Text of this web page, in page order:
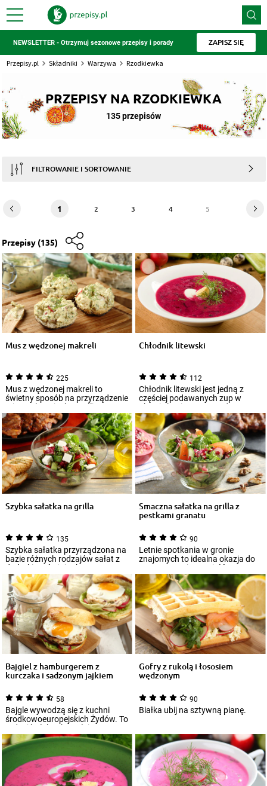
NEWSLETTER - Otrzymuj sezonowe przepisy i porady ZAPISZ SIĘ
Przepisy.pl Składniki Warzywa Rzodkiewka
PRZEPISY NA RZODKIEWKA
135 przepisów
FILTROWANIE I SORTOWANIE
1 2 3 4 5
Przepisy (135)
Mus z wędzonej makreli
225
Mus z wędzonej makreli to
świetny sposób na przyrządzenie
tej popularnej ryby. Jeśli
zastanawiasz...
Chłodnik litewski
112
Chłodnik litewski jest jedną z
częściej podawanych zup w
okresie letnim. Jego podstawę
stanowi wy...
Szybka sałatka na grilla
135
Szybka sałatka przyrządzona na
bazie różnych rodzajów sałat z
dodatkiem świeżych warzyw
będzie zn...
Smaczna sałatka na grilla z
pestkami granatu
90
Letnie spotkania w gronie
znajomych to idealna okazja do
zaserwowania specjałów
przyrządzonych we...
Bajgiel z hamburgerem z
kurczaka i sadzonym jajkiem
58
Bajgle wywodzą się z kuchni
środkowoeuropejskich Żydów. To
rodzaj bułek w kształcie
pierścienia...
Gofry z rukolą i łososiem
wędzonym
90
Białka ubij na sztywną pianę.